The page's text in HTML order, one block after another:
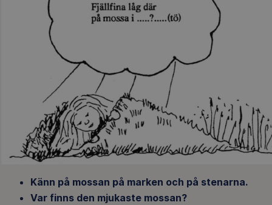
Känn på mossan på marken och på stenarna.
Var finns den mjukaste mossan?